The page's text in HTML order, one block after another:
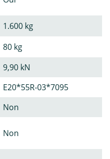
1.600 kg
80 kg
9,90 kN
E20*55R-03*7095
Non
Non